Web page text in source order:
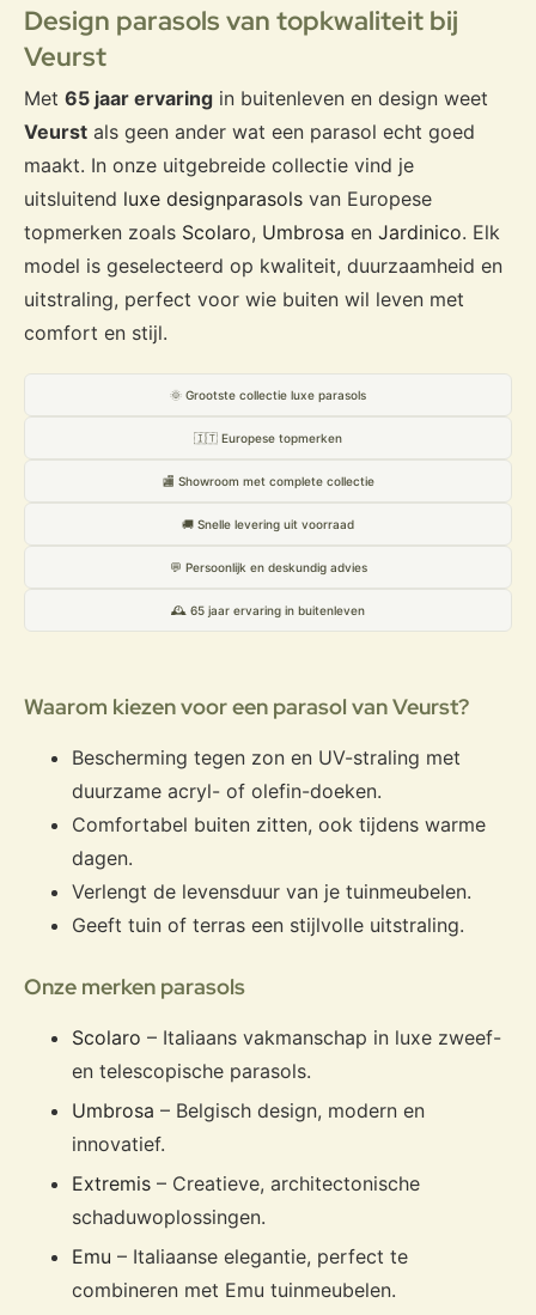
Design parasols van topkwaliteit bij
Veurst
Met 65 jaar ervaring in buitenleven en design weet
Veurst als geen ander wat een parasol echt goed
maakt. In onze uitgebreide collectie vind je
uitsluitend luxe designparasols van Europese
topmerken zoals Scolaro, Umbrosa en Jardinico. Elk
model is geselecteerd op kwaliteit, duurzaamheid en
uitstraling, perfect voor wie buiten wil leven met
comfort en stijl.
🌞 Grootste collectie luxe parasols
🇮🇹 Europese topmerken
🏬 Showroom met complete collectie
🚚 Snelle levering uit voorraad
💬 Persoonlijk en deskundig advies
🕰️ 65 jaar ervaring in buitenleven
Waarom kiezen voor een parasol van Veurst?
Bescherming tegen zon en UV-straling met
duurzame acryl- of olefin-doeken.
Comfortabel buiten zitten, ook tijdens warme
dagen.
Verlengt de levensduur van je tuinmeubelen.
Geeft tuin of terras een stijlvolle uitstraling.
Onze merken parasols
Scolaro – Italiaans vakmanschap in luxe zweef-
en telescopische parasols.
Umbrosa – Belgisch design, modern en
innovatief.
Extremis – Creatieve, architectonische
schaduwoplossingen.
Emu – Italiaanse elegantie, perfect te
combineren met Emu tuinmeubelen.